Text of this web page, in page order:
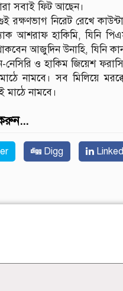
সবাই ফিট আছেন।
রক্ষণভাগ নিরেট রেখে
আশরাফ হাকিমি, যিনি
আজুদিন উনাহি, যিনি
ও হাকিম জিয়েশ
নামবে। সব মিলিয়ে
মাঠে নামবে।
Digg